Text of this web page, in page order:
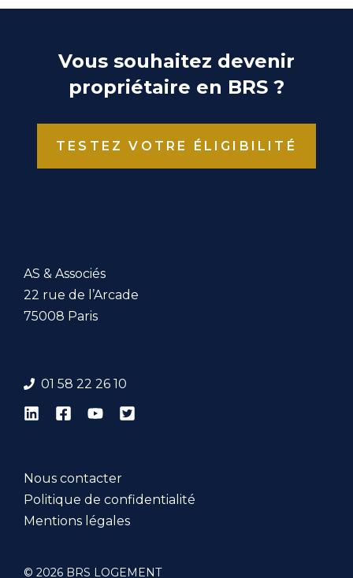
Vous souhaitez devenir
propriétaire en BRS ?
TESTEZ VOTRE ÉLIGIBILITÉ
AS & Associés
22 rue de l’Arcade
75008 Paris
01 58 22 26 10
Nous contacter
Politique de confidentialité
Mentions légales
© 2026 BRS LOGEMENT